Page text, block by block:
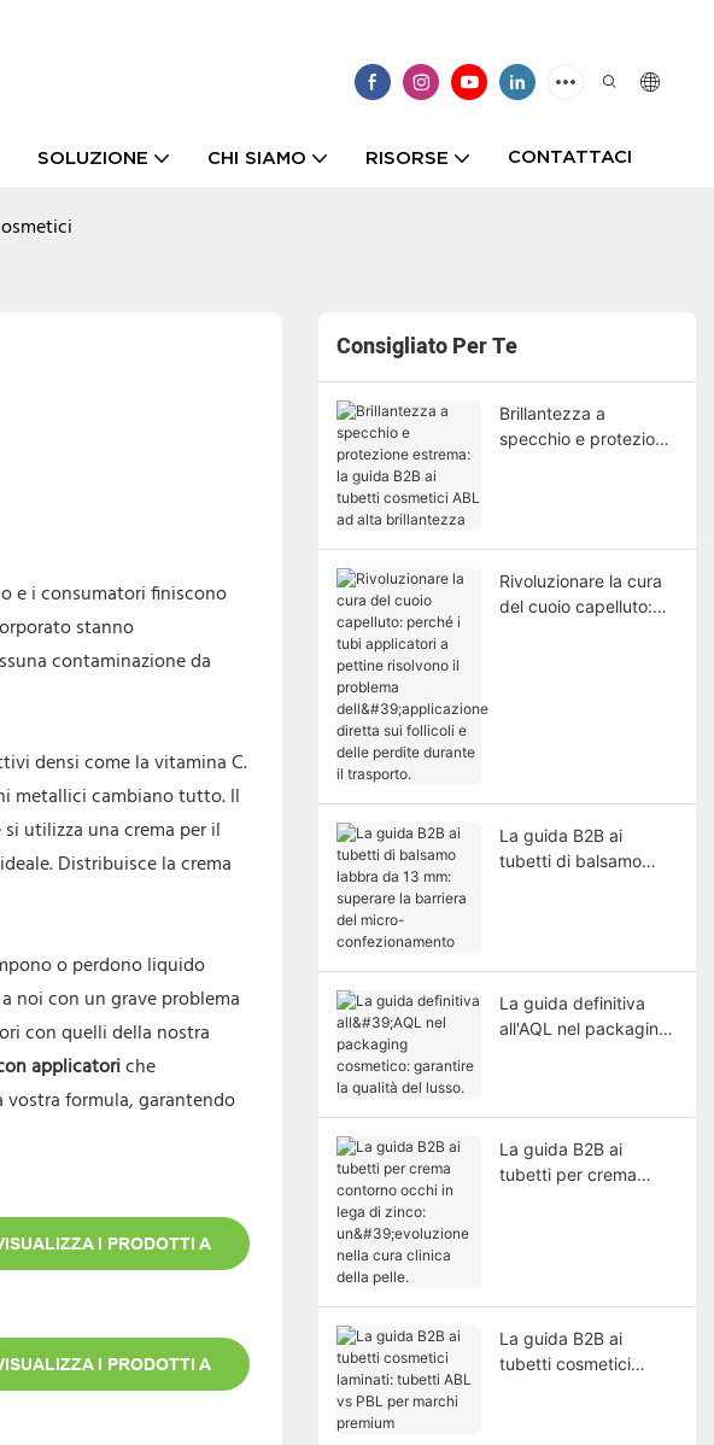
SOLUZIONE CHI SIAMO RISORSE CONTATTACI
e i consumatori finiscono
stanno
contaminazione da
densi come la vitamina C.
metallici cambiano tutto. Il
utilizza una crema per il
Distribuisce la crema
o perdono liquido
noi con un grave problema
con quelli della nostra
applicatoriche
formula, garantendo
I PRODOTTI A
I PRODOTTI A
Consigliato Per Te
Brillantezza a
specchio e protezione
Rivoluzionare la cura
del cuoio capelluto:
La guida B2B ai
tubetti di balsamo
La guida definitiva
all'AQL nel packaging
La guida B2B ai
tubetti per crema
La guida B2B ai
tubetti cosmetici